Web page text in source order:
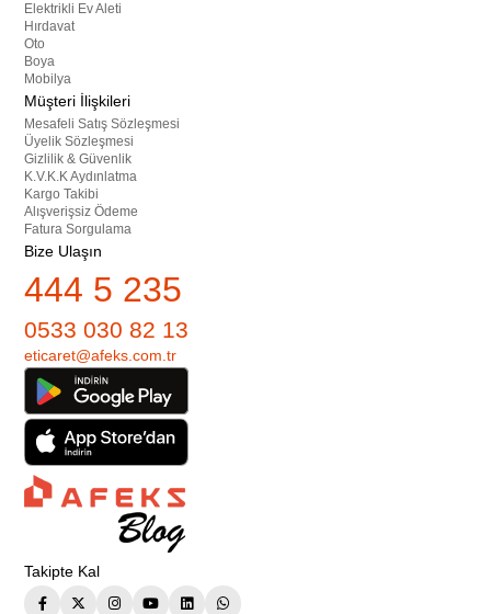
Elektrikli Ev Aleti
Hırdavat
Oto
Boya
Mobilya
Müşteri İlişkileri
Mesafeli Satış Sözleşmesi
Üyelik Sözleşmesi
Gizlilik & Güvenlik
K.V.K.K Aydınlatma
Kargo Takibi
Alışverişsiz Ödeme
Fatura Sorgulama
Bize Ulaşın
444 5 235
0533 030 82 13
eticaret@afeks.com.tr
Takipte Kal